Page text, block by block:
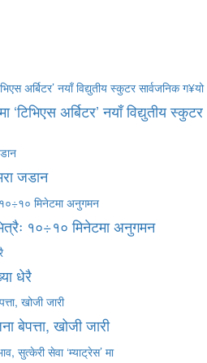
अर्बिटर’ नयाँ विद्युतीय स्कुटर
जडान
१०÷१० मिनेटमा अनुगमन
धेरै
बेपत्ता, खोजी जारी